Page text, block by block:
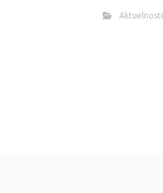
Aktuelnosti